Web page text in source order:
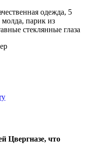
одежда, 5
молда, парик из
стеклянные глаза
Цвергназе, что